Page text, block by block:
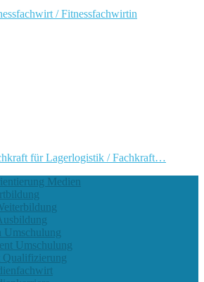
/ Fitnessfachwirtin
für Lagerlogistik / Fachkraft…
Medien
Umschulung
Umschulung
Qualifizierung